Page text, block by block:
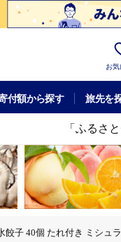
お気
付額から探す 旅先を
「ふるさ
餃子 40個 たれ付き ミシュ